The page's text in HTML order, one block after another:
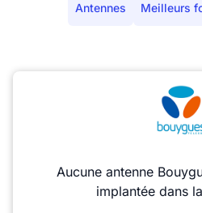
Antennes Meilleurs
Aucune antenne
implantée dans